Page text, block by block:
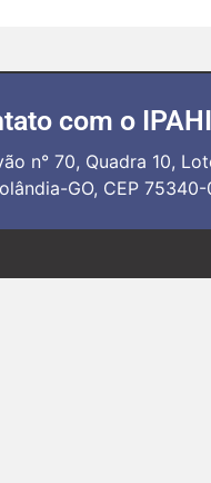
com o IPAHI
n° 70, Quadra 10,
GO, CEP